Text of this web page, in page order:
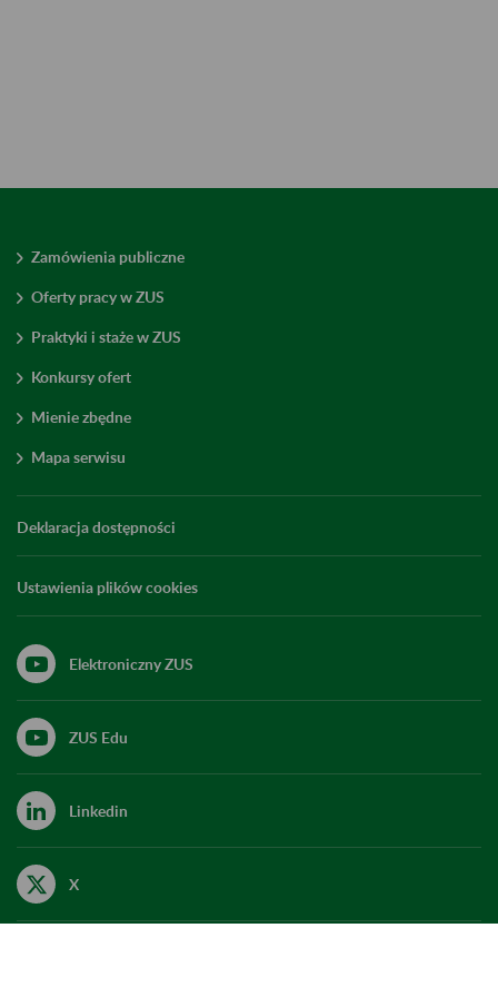
Zamówienia publiczne
Oferty pracy w ZUS
Praktyki i staże w ZUS
Konkursy ofert
Mienie zbędne
Mapa serwisu
Deklaracja dostępności
Ustawienia plików cookies
Elektroniczny ZUS
ZUS Edu
Linkedin
X